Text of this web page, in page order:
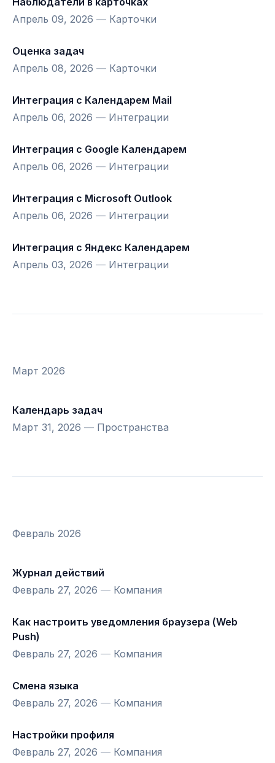
Апрель 09, 2026 — Карточки
Оценка задач
Апрель 08, 2026 — Карточки
Интеграция с Календарем Mail
Апрель 06, 2026 — Интеграции
Интеграция с Google Календарем
Апрель 06, 2026 — Интеграции
Интеграция с Microsoft Outlook
Апрель 06, 2026 — Интеграции
Интеграция с Яндекс Календарем
Апрель 03, 2026 — Интеграции
Март 2026
Календарь задач
Март 31, 2026 — Пространства
Февраль 2026
Журнал действий
Февраль 27, 2026 — Компания
Как настроить уведомления браузера (Web
Push)
Февраль 27, 2026 — Компания
Смена языка
Февраль 27, 2026 — Компания
Настройки профиля
Февраль 27, 2026 — Компания